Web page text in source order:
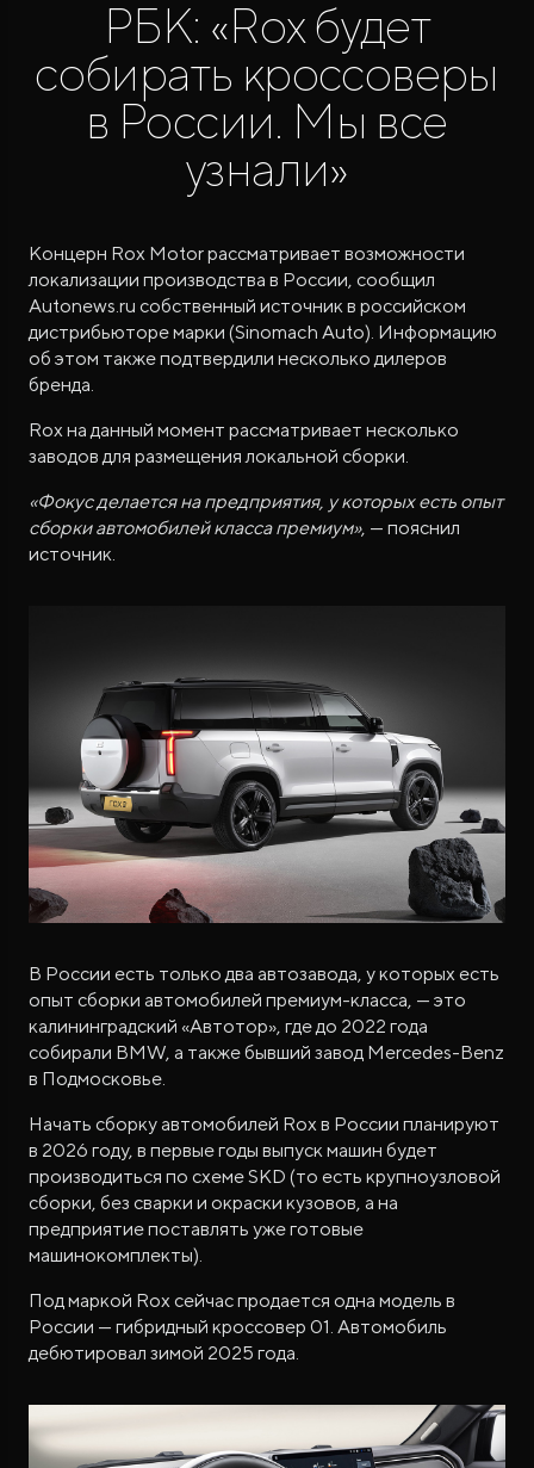
Совершенно новый флагманский внедорожник
РБК: «Rox будет
собирать кроссоверы
в России. Мы все
узнали»
Концерн Rox Motor рассматривает возможности
локализации производства в России, сообщил
Autonews.ru собственный источник в российском
дистрибьюторе марки (Sinomach Auto). Информацию
об этом также подтвердили несколько дилеров
бренда.
Rox на данный момент рассматривает несколько
заводов для размещения локальной сборки.
«Фокус делается на предприятия, у которых есть опыт
сборки автомобилей класса премиум», — пояснил
источник.
В России есть только два автозавода, у которых есть
опыт сборки автомобилей премиум-класса, — это
калининградский «Автотор», где до 2022 года
собирали BMW, а также бывший завод Mercedes-Benz
в Подмосковье.
Начать сборку автомобилей Rox в России планируют
в 2026 году, в первые годы выпуск машин будет
производиться по схеме SKD (то есть крупноузловой
сборки, без сварки и окраски кузовов, а на
предприятие поставлять уже готовые
машинокомплекты).
Под маркой Rox сейчас продается одна модель в
России — гибридный кроссовер 01. Автомобиль
дебютировал зимой 2025 года.